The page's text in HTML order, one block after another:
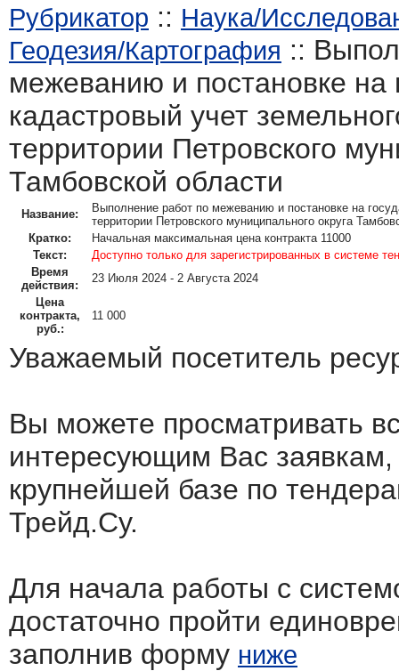
Рубрикатор :: Наука/
Геодезия/Картография ::
межеванию и постановке на
кадастровый учет
территории Петровского
Тамбовской области
Название:
Выполнение работ по межеванию и постановке на
территории Петровского муниципального округа
Кратко:
Начальная максимальная цена контракта 11000
Текст:
Доступно только для зарегистрированных в системе
Время
действия:
23 Июля 2024 - 2 Августа 2024
Цена
контракта,
руб.:
11 000
Уважаемый посетитель
Вы можете просматривать
интересующим Вас
крупнейшей базе по
Трейд.Су.
Для начала работы с
достаточно пройти
заполнив форму ниже